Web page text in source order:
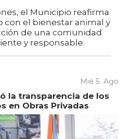
el Municipio reafirma
con el bienestar animal y
de una comunidad
y responsable.
Mié 5. Ago
la transparencia de los
en Obras Privadas